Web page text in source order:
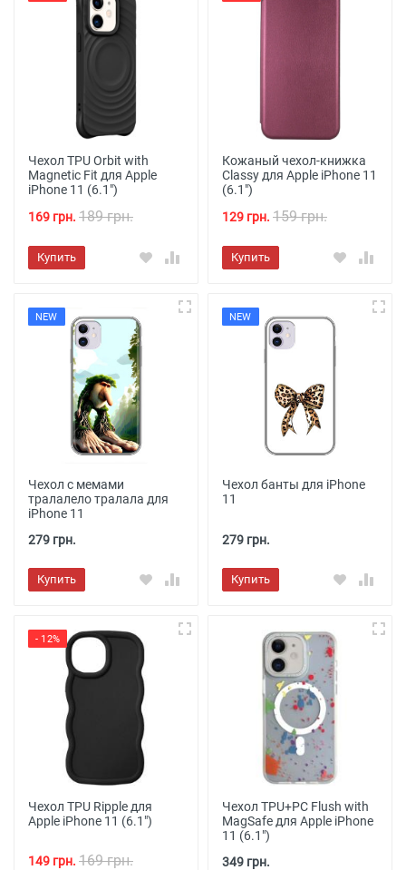
Чехол TPU Orbit with
Magnetic Fit для Apple
iPhone 11 (6.1")
169 грн. 189 грн.
Купить
Кожаный чехол-книжка
Classy для Apple iPhone 11
(6.1")
129 грн. 159 грн.
Купить
NEW
Чехол с мемами
тралалело тралала для
iPhone 11
279 грн.
Купить
NEW
Чехол банты для iPhone
11
279 грн.
Купить
- 12%
Чехол TPU Ripple для
Apple iPhone 11 (6.1")
149 грн. 169 грн.
Чехол TPU+PC Flush with
MagSafe для Apple iPhone
11 (6.1")
349 грн.